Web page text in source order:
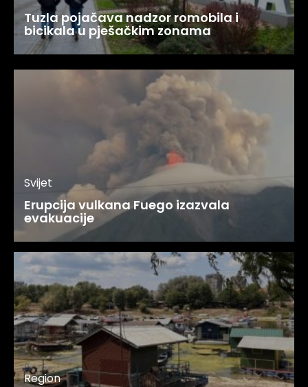
Tuzla pojačava nadzor romobila i
bicikala u pješačkim zonama
Svijet
Erupcija vulkana Fuego izazvala
evakuacije
Region